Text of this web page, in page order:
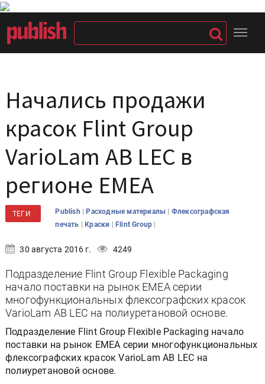
Начались продажи
красок Flint Group
VarioLam AB LEC в
регионе EMEA
ТЕГИ Publish |Расходные материалы | Флексографская
печать |Краски |Flint Group |
30 августа 2016 г. 4249
Подразделение Flint Group Flexible Packaging
начало поставки на рынок EMEA серии
многофункциональных флексографских красок
VarioLam AB LEC на полиуретановой основе.
Подразделение Flint Group Flexible Packaging начало
поставки на рынок EMEA серии многофункциональных
флексографских красок VarioLam AB LEC на
полиуретановой основе.